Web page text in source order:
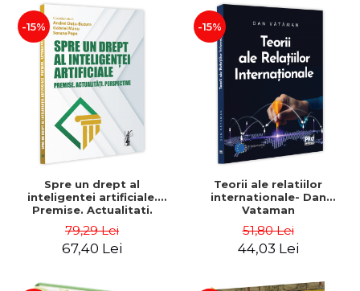
-15%
Spre un drept al
inteligentei artificiale.
Premise. Actualitati.
Buzura, Gabriel Manu,
Sorana Popa
79,29 Lei
67,40 Lei
-15%
Teorii ale relatiilor
internationale- Dan
Vataman
51,80 Lei
44,03 Lei